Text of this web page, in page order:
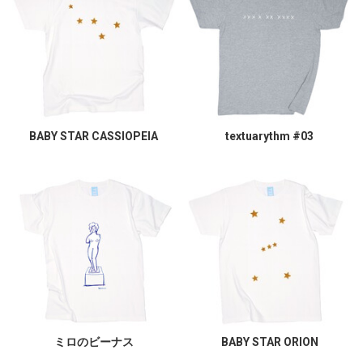
BABY STAR CASSIOPEIA textuarythm #03
ミロのビーナス BABY STAR ORION